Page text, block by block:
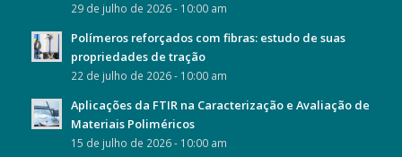
29 de julho de 2026 - 10:00 am
Polímeros reforçados com fibras: estudo de suas
propriedades de tração
22 de julho de 2026 - 10:00 am
Aplicações da FTIR na Caracterização e Avaliação de
Materiais Poliméricos
15 de julho de 2026 - 10:00 am